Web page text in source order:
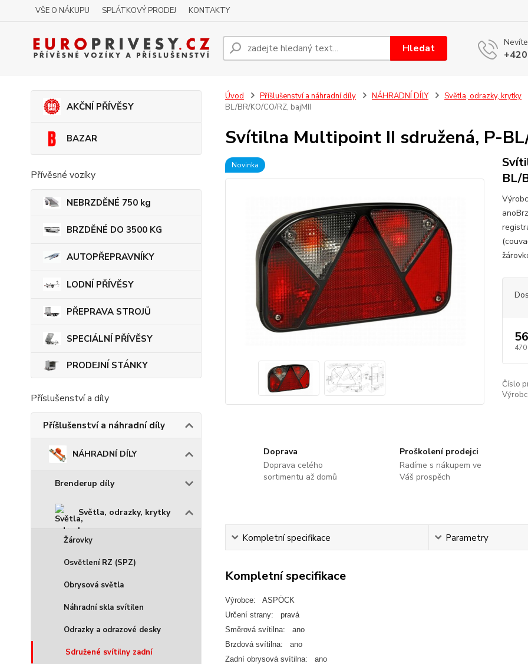
VŠE O NÁKUPU SPLÁTKOVÝ PRODEJ KONTAKTY
Hledat
AKČNÍ PŘÍVĚSY
BAZAR
Přívěsné vozíky
NEBRZDĚNÉ 750 kg
BRZDĚNÉ DO 3500 KG
AUTOPŘEPRAVNÍKY
LODNÍ PŘÍVĚSY
PŘEPRAVA STROJŮ
SPECIÁLNÍ PŘÍVĚSY
PRODEJNÍ STÁNKY
Příslušenství a díly
Příšlušenství a náhradní díly
NÁHRADNÍ DÍLY
Brenderup díly
Světla, odrazky, krytky
Žárovky
Osvětlení RZ (SPZ)
Obrysová světla
Náhradní skla svítilen
Odrazky a odrazové desky
Sdružené svítilny zadní
Úvod Příšlušenství a náhradní díly NÁHRADNÍ DÍLY
Světla, odrazky, krytky
BL/BR/KO/CO/RZ, bajMII
Svítilna Multipoint II sdružená, P-
Novinka
BL/
470
Číslo
Doprava
Doprava celého
sortimentu až domů
Proškolení prodejci
Radíme s nákupem ve
Váš prospěch
Kompletní specifikace Parametry
Kompletní specifikace
Výrobce: ASPÖCK
Určení strany: pravá
Směrová svítilna: ano
Brzdová svítilna: ano
Zadní obrysová svítilna: ano